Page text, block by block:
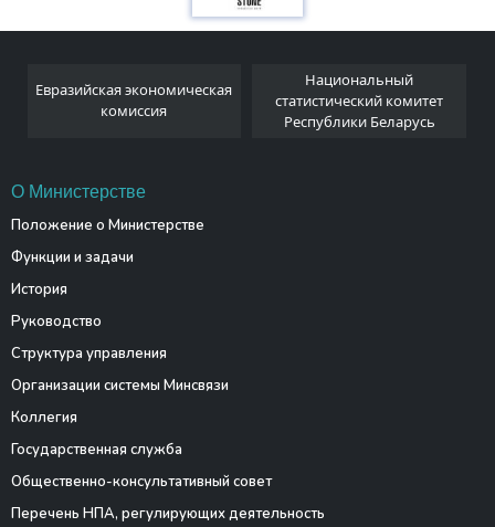
Евразийская экономическая
комиссия
Национальный
статистический комитет
Республики Беларусь
О Министерстве
Положение о Министерстве
Функции и задачи
История
Руководство
Структура управления
Организации системы Минсвязи
Коллегия
Государственная служба
Общественно-консультативный совет
Перечень НПА, регулирующих деятельность